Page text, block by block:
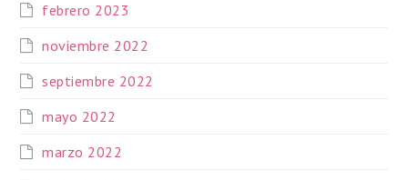
febrero 2023
noviembre 2022
septiembre 2022
mayo 2022
marzo 2022